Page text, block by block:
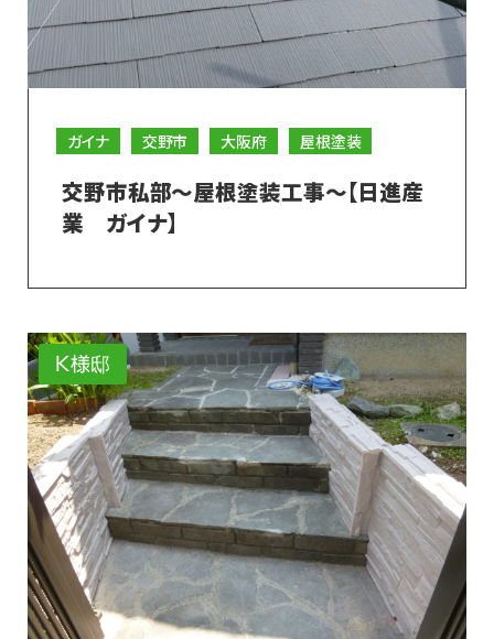
ガイナ 交野市 大阪府 屋根塗装
交野市私部～屋根塗装工事～【日進産
業 ガイナ】
K様邸